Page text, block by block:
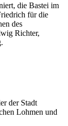
die Bastei im
für die
des
Richter,
der Stadt
Lohmen und